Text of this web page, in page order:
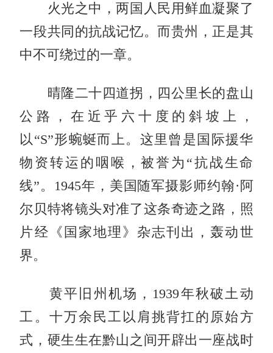
火光之中，两国人民用鲜血凝聚了
一段共同的抗战记忆。而贵州，正是其
中不可绕过的一章。
晴隆二十四道拐，四公里长的盘山
公路，在近乎六十度的斜坡上，
以“S”形蜿蜒而上。这里曾是国际援华
物资转运的咽喉，被誉为“抗战生命
线”。1945年，美国随军摄影师约翰·阿
尔贝特将镜头对准了这条奇迹之路，照
片经《国家地理》杂志刊出，轰动世
界。
黄平旧州机场，1939年秋破土动
工。十万余民工以肩挑背扛的原始方
式，硬生生在黔山之间开辟出一座战时